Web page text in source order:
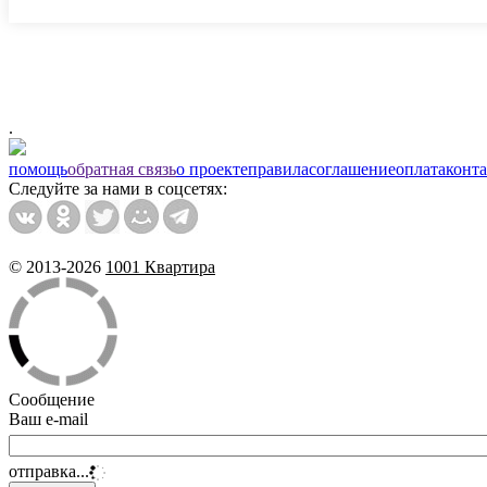
.
помощьобратная связьо проектеправиласоглашениеоплата
Следуйте за нами в соцсетях:
© 2013-2026 1001 Квартира
Сообщение
Ваш e-mail
отправка...